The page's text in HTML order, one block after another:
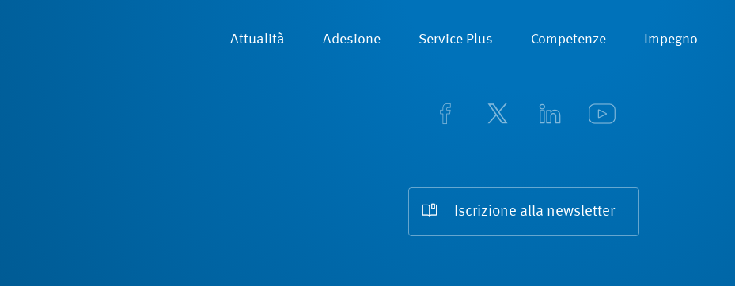
Attualità Adesione Service Plus Competenze Impegno
Iscrizione alla newsletter